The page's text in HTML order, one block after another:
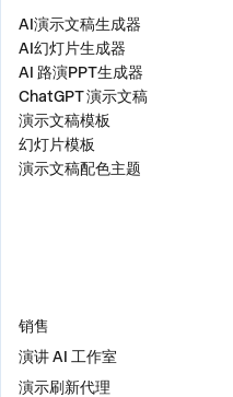
AI演示文稿生成器
AI幻灯片生成器
AI 路演PPT生成器
ChatGPT 演示文稿
演示文稿模板
幻灯片模板
演示文稿配色主题
销售
演讲 AI 工作室
演示刷新代理